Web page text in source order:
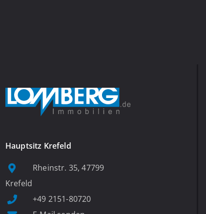
Hauptsitz Krefeld
Rheinstr. 35, 47799
Krefeld
+49 2151-80720